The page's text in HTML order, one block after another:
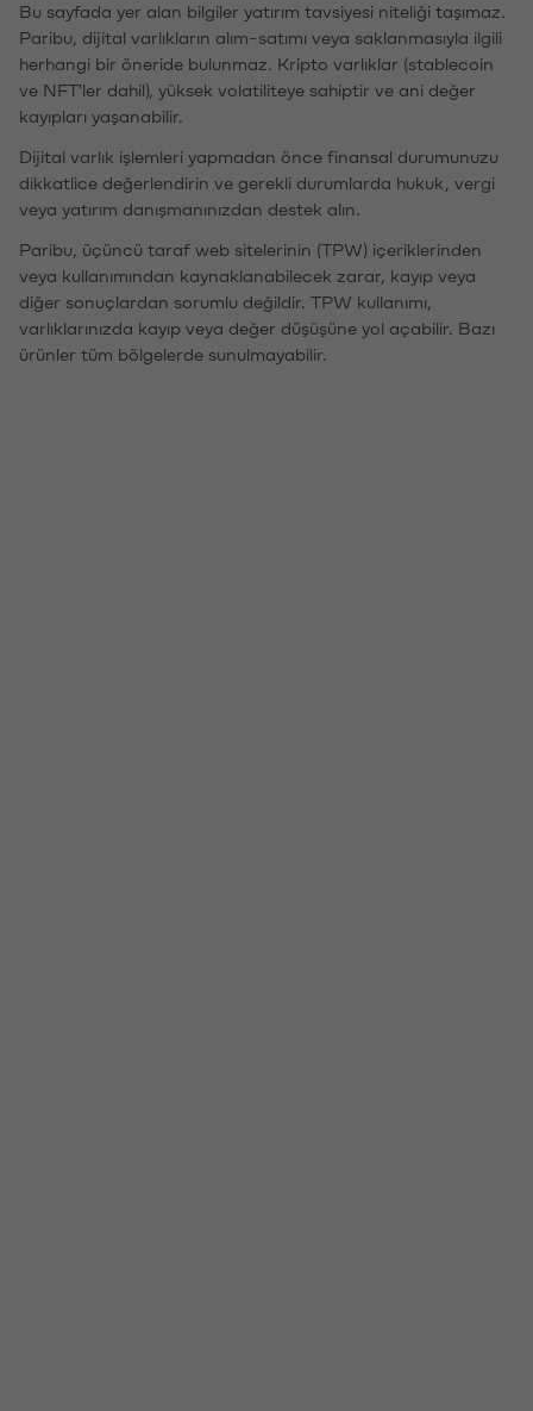
Bu sayfada yer alan bilgiler yatırım tavsiyesi niteliği taşımaz.
Paribu, dijital varlıkların alım-satımı veya saklanmasıyla ilgili
herhangi bir öneride bulunmaz. Kripto varlıklar (stablecoin
ve NFT'ler dahil), yüksek volatiliteye sahiptir ve ani değer
kayıpları yaşanabilir.
Dijital varlık işlemleri yapmadan önce finansal durumunuzu
dikkatlice değerlendirin ve gerekli durumlarda hukuk, vergi
veya yatırım danışmanınızdan destek alın.
Paribu, üçüncü taraf web sitelerinin (TPW) içeriklerinden
veya kullanımından kaynaklanabilecek zarar, kayıp veya
diğer sonuçlardan sorumlu değildir. TPW kullanımı,
varlıklarınızda kayıp veya değer düşüşüne yol açabilir. Bazı
ürünler tüm bölgelerde sunulmayabilir.